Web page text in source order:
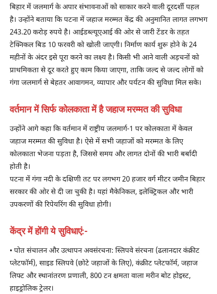
बिहार में जलमार्ग के अपार संभावनाओं को साकार करने वाली दूरदर्शी पहल
है। उन्होंने बताया कि पटना में जहाज मरम्मत केंद्र की अनुमानित लागत लगभग
243.20 करोड़ रुपये है। आईडब्ल्यूएआई की ओर से जारी टेंडर के तहत
टेक्निकल बिड 10 फरवरी को खोली जाएगी। निर्माण कार्य शुरू होने के 24
महीनों के अंदर इसे पूरा करने का लक्ष्य है। किसी भी आने वाली अड़चनों को
प्राथमिकता से दूर करते हुए काम किया जाएगा, ताकि जल्द से जल्द लोगों को
गंगा जलमार्ग से बेहतर आवागमन, व्यापार और पर्यटन की सुविधा मिल सके।
वर्तमान में सिर्फ कोलकाता में है जहाज मरम्मत की सुविधा
उन्होंने आगे कहा कि वर्तमान में राष्ट्रीय जलमार्ग-1 पर कोलकाता में केवल
जहाज मरम्मत की सुविधा है। ऐसे में सभी जहाजों को मरम्मत के लिए
कोलकाता भेजना पड़ता है, जिससे समय और लागत दोनों की भारी बर्बादी
होती है।
पटना में गंगा नदी के दक्षिणी तट पर लगभग 20 हजार वर्ग मीटर जमीन बिहार
सरकार की ओर से दी जा चुकी है। यहां मैकेनिकल, इलेक्ट्रिकल और भारी
उपकरणों की रिपेयरिंग की सुविधा होगी।
केंद्र में होंगी ये सुविधाएं:-
• पोत संचालन और उत्थापन अवसंरचना: स्लिपवे संरचना (ढलानदार कंक्रीट
प्लेटफॉर्म), साइड स्लिपवे (छोटे जहाजों के लिए), कंक्रीट प्लेटफॉर्म, जहाज
लिफ्ट और स्थानांतरण प्रणाली, 800 टन क्षमता वाला मरीन बोट होइस्ट,
हाइड्रोलिक ट्रेलर।